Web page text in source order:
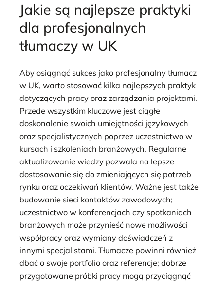
Jakie są najlepsze praktyki
dla profesjonalnych
tłumaczy w UK
Aby osiągnąć sukces jako profesjonalny tłumacz
w UK, warto stosować kilka najlepszych praktyk
dotyczących pracy oraz zarządzania projektami.
Przede wszystkim kluczowe jest ciągłe
doskonalenie swoich umiejętności językowych
oraz specjalistycznych poprzez uczestnictwo w
kursach i szkoleniach branżowych. Regularne
aktualizowanie wiedzy pozwala na lepsze
dostosowanie się do zmieniających się potrzeb
rynku oraz oczekiwań klientów. Ważne jest także
budowanie sieci kontaktów zawodowych;
uczestnictwo w konferencjach czy spotkaniach
branżowych może przynieść nowe możliwości
współpracy oraz wymiany doświadczeń z
innymi specjalistami. Tłumacze powinni również
dbać o swoje portfolio oraz referencje; dobrze
przygotowane próbki pracy mogą przyciągnąć